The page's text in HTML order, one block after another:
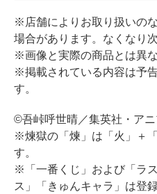
※店舗によりお取り扱いの
場合があります。なくなり
※画像と実際の商品とは異
※掲載されている内容は予
す。
©吾峠呼世晴／集英社・ア
※煉獄の「煉」は「火」＋
す。
※「一番くじ」および「ラ
ス」「きゅんキャラ」は登